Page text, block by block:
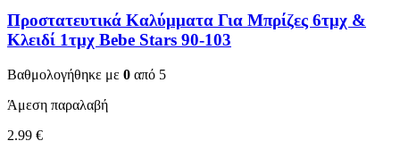
Προστατευτικά Καλύμματα Για Μπρίζες 6τμχ &
Κλειδί 1τμχ Bebe Stars 90-103
Βαθμολογήθηκε με 0 από 5
Άμεση παραλαβή
2.99 €